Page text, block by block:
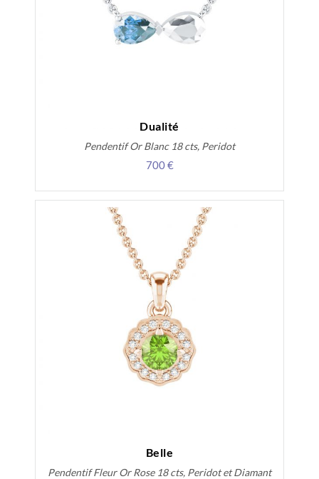
Dualité
Pendentif Or Blanc 18 cts, Peridot
700 €
Belle
Pendentif Fleur Or Rose 18 cts, Peridot et Diamant